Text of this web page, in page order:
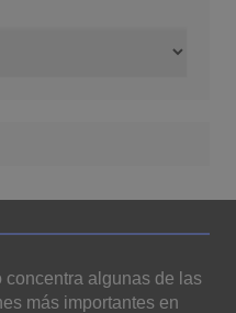
concentra algunas de las
más importantes en